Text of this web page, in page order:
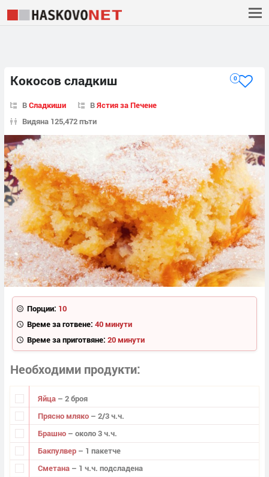
Кокосов сладкиш 0
ВСладкиши ВЯстия за Печене
Видяна 125,472 пъти
Порции: 10
Време за готвене: 40 минути
Време за приготвяне: 20 минути
Необходими продукти
Яйца – 2 броя
Прясно мляко – 2/3 ч.ч.
Брашно – около 3 ч.ч.
Бакпулвер – 1 пакетче
Сметана – 1 ч.ч. подсладена